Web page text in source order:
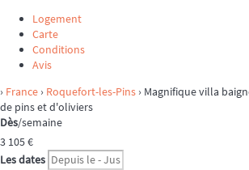
Logement
Carte
Conditions
Avis
› France › Roquefort-les-Pins › Magnifique villa
de pins et d'oliviers
Dès/semaine
3 105€
Les dates